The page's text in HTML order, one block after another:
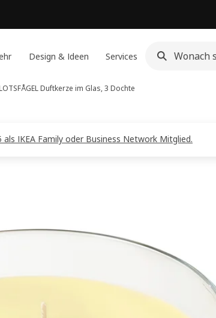
Design & Ideen Services
Duftkerze im Glas, 3 Dochte
IKEA Family oder Business Network Mitglied.